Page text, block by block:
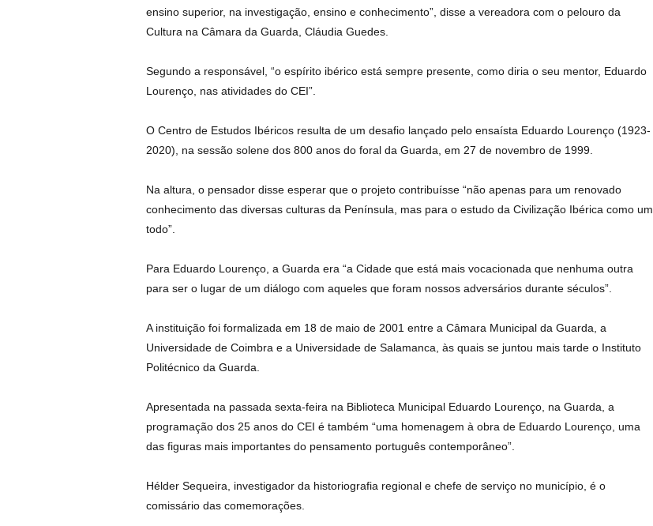
ensino superior, na investigação, ensino e conhecimento”, disse a vereadora com o pelouro da
Cultura na Câmara da Guarda, Cláudia Guedes.
Segundo a responsável, “o espírito ibérico está sempre presente, como diria o seu mentor, Eduardo
Lourenço, nas atividades do CEI”.
O Centro de Estudos Ibéricos resulta de um desafio lançado pelo ensaísta Eduardo Lourenço (1923-
2020), na sessão solene dos 800 anos do foral da Guarda, em 27 de novembro de 1999.
Na altura, o pensador disse esperar que o projeto contribuísse “não apenas para um renovado
conhecimento das diversas culturas da Península, mas para o estudo da Civilização Ibérica como um
todo”.
Para Eduardo Lourenço, a Guarda era “a Cidade que está mais vocacionada que nenhuma outra
para ser o lugar de um diálogo com aqueles que foram nossos adversários durante séculos”.
A instituição foi formalizada em 18 de maio de 2001 entre a Câmara Municipal da Guarda, a
Universidade de Coimbra e a Universidade de Salamanca, às quais se juntou mais tarde o Instituto
Politécnico da Guarda.
Apresentada na passada sexta-feira na Biblioteca Municipal Eduardo Lourenço, na Guarda, a
programação dos 25 anos do CEI é também “uma homenagem à obra de Eduardo Lourenço, uma
das figuras mais importantes do pensamento português contemporâneo”.
Hélder Sequeira, investigador da historiografia regional e chefe de serviço no município, é o
comissário das comemorações.